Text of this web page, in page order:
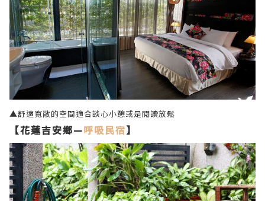
▲舒適寬敞的空間適合談心小憩或是閱讀放鬆
【花蓮吉安鄉—呼吸民宿】